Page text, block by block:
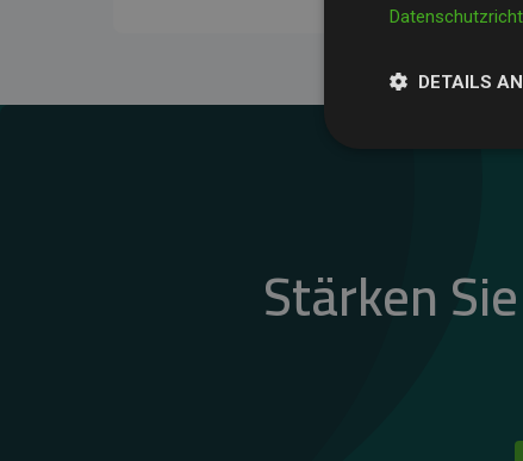
Stärken
DETAILS